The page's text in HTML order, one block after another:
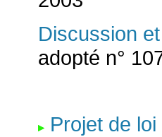
Discussion
adopté n°
Projet de